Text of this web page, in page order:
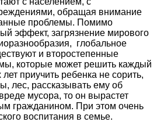
обращая внимание
проблемы. Помимо
эффект, загрязнение мирового
глобальное
и второстепенные
которые может решить каждый
приучить ребенка не сорить,
лес, рассказывать ему об
мусора, то он вырастет
гражданином. При этом очень
воспитания в семье.